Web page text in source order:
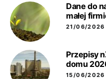
Dane do
małej
21/06/2026
Przepisy
domu
15/06/2026